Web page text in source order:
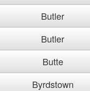
Butler
Butler
Butte
Byrdstown